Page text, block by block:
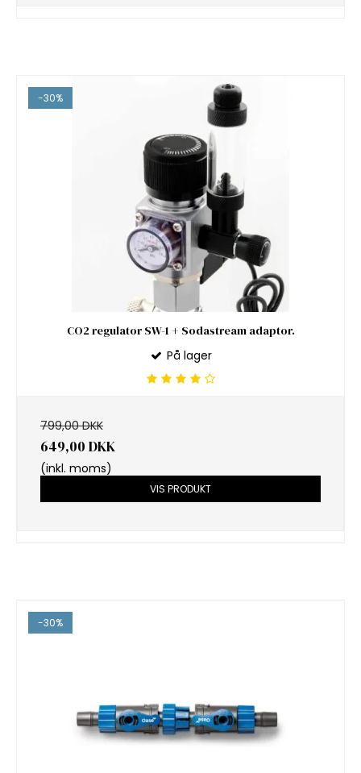
-30%
CO2 regulator SW-1 + Sodastream adaptor.
På lager
799,00 DKK
649,00 DKK
(inkl. moms)
VIS PRODUKT
-30%